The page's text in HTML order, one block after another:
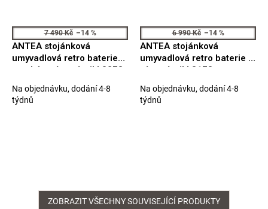
7 490 Kč –14 %
ANTEA stojánková
umyvadlová retro baterie
vysoká s výpustí, nikl 3278
Na objednávku, dodání 4-8
týdnů
6 990 Kč –14 %
ANTEA stojánková
umyvadlová retro baterie s
výpustí, nikl 3178
Na objednávku, dodání 4-8
týdnů
ZOBRAZIT VŠECHNY SOUVISEJÍCÍ PRODUKTY